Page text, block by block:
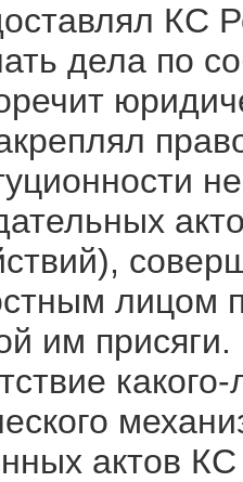
КС
дела по
лицом
им присяги.
актов